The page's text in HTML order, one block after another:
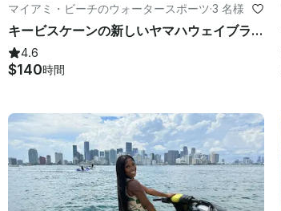
マイアミ・ビーチのウォータースポーツ·3 名様
キービスケーンの新しいヤマハウェイブランナージェットスキーレンタルでスタイリッシュにスプラッシュしよう！
4.6
$140時間